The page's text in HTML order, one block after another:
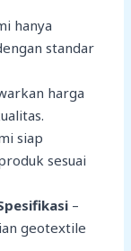
hanya
standar
harga
siap
sesuai
–
geotextile